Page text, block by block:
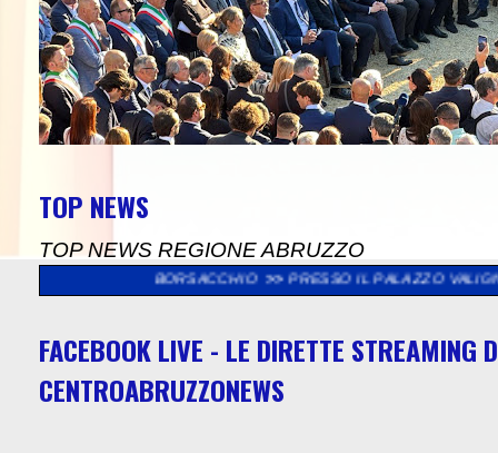
TOP NEWS
TOP NEWS REGIONE ABRUZZO
>> PRESSO IL PALAZZO VALIGNANI DI
FACEBOOK LIVE - LE DIRETTE STREAMING
CENTROABRUZZONEWS